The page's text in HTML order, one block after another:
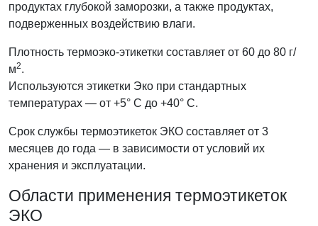
продуктах глубокой заморозки, а также продуктах,
подверженных воздействию влаги.
Плотность термоэко-этикетки составляет от 60 до 80 г/
м2.
Используются этикетки Эко при стандартных
температурах — от +5° C до +40° C.
Срок службы термоэтикеток ЭКО составляет от 3
месяцев до года — в зависимости от условий их
хранения и эксплуатации.
Области применения термоэтикеток
ЭКО